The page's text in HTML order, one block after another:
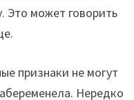
Это может говорить
признаки не могут
Нередко